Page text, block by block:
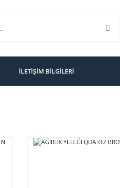
İLETİŞİM BİLGİLERİ